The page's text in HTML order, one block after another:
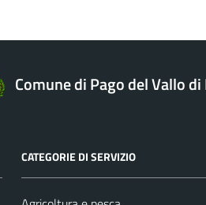
Comune di Pago del Vallo di
CATEGORIE DI SERVIZIO